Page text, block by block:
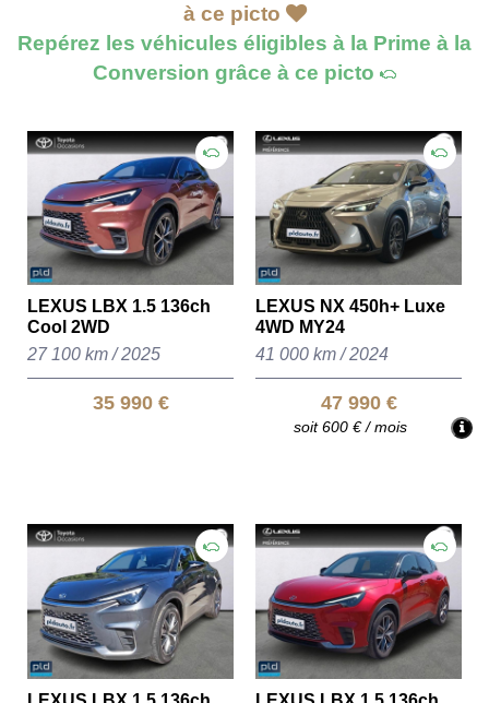
à ce picto
Repérez les véhicules éligibles à la Prime à la
Conversion grâce à ce picto
LEXUS LBX 1.5 136ch
Cool 2WD
27 100 km / 2025
35 990 €
LEXUS NX 450h+ Luxe
4WD MY24
41 000 km / 2024
47 990 €
soit 600 € / mois